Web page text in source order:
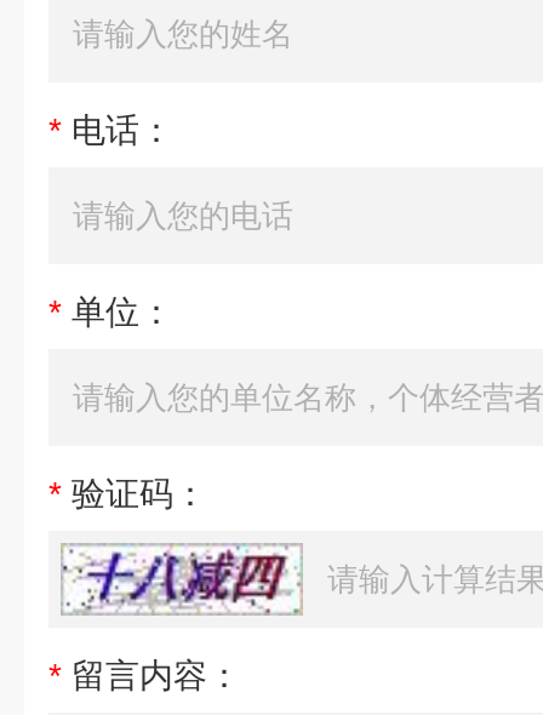
* 电话：
* 单位：
* 验证码：
* 留言内容：